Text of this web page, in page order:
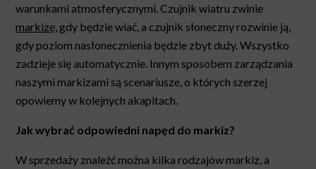
warunkami atmosferycznymi. Czujnik wiatru zwinie
markizę , gdy będzie wiać, a czujnik słoneczny rozwinie ją,
gdy poziom nasłonecznienia będzie zbyt duży. Wszystko
zadzieje się automatycznie. Innym sposobem zarządzania
naszymi markizami są scenariusze, o których szerzej
opowiemy w kolejnych akapitach.
Jak wybrać odpowiedni napęd do markiz?
W sprzedaży znaleźć można kilka rodzajów markiz, a